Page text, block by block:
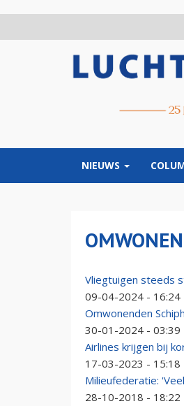
NIEUWS
Vliegtuigen steeds
09-04-2024 - 16:24
Omwonenden
30-01-2024 - 03:39
Airlines krijgen bij
17-03-2023 - 15:18
Milieufederatie:
28-10-2018 - 18:22